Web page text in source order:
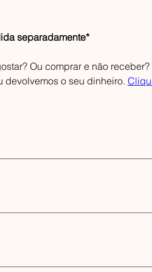
separadamente*
Ou comprar e não
devolvemos o seu dinheiro.